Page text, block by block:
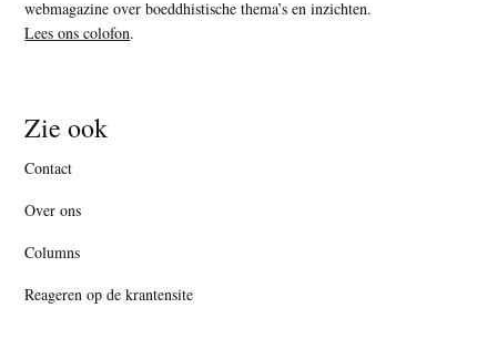
webmagazine over boeddhistische thema’s en inzichten.
Lees ons colofon.
Zie ook
Contact
Over ons
Columns
Reageren op de krantensite